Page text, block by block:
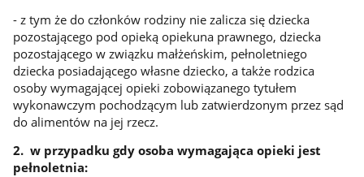
- z tym że do członków rodziny nie zalicza się dziecka
pozostającego pod opieką opiekuna prawnego, dziecka
pozostającego w związku małżeńskim, pełnoletniego
dziecka posiadającego własne dziecko, a także rodzica
osoby wymagającej opieki zobowiązanego tytułem
wykonawczym pochodzącym lub zatwierdzonym przez sąd
do alimentów na jej rzecz.
2. w przypadku gdy osoba wymagająca opieki jest
pełnoletnia: